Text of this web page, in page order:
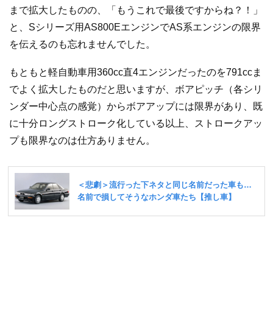
まで拡大したものの、「もうこれで最後ですからね？！」
と、Sシリーズ用AS800EエンジンでAS系エンジンの限界
を伝えるのも忘れませんでした。
もともと軽自動車用360cc直4エンジンだったのを791ccま
でよく拡大したものだと思いますが、ボアピッチ（各シリ
ンダー中心点の感覚）からボアアップには限界があり、既
に十分ロングストローク化している以上、ストロークアッ
プも限界なのは仕方ありません。